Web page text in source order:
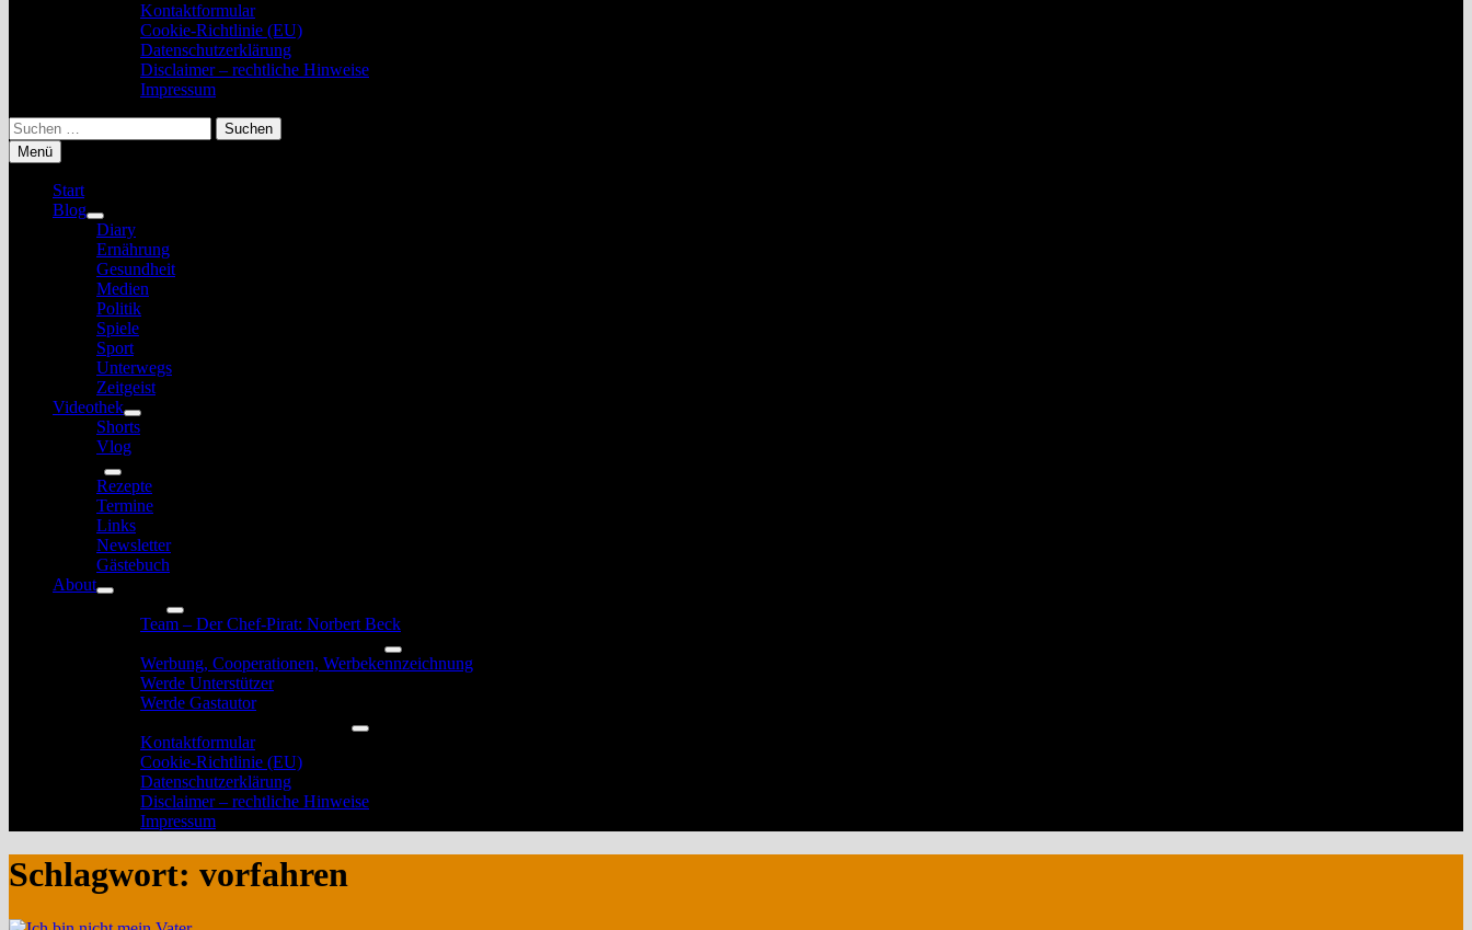
Kontaktformular
Cookie-Richtlinie (EU)
Datenschutzerklärung
Disclaimer – rechtliche Hinweise
Impressum
Suchen
nach:
Menü
Start
Blog
Untermenü
anzeigen
Diary
Ernährung
Gesundheit
Medien
Politik
Spiele
Sport
Unterwegs
Zeitgeist
Videothek
Untermenü
anzeigen
Shorts
Vlog
Untermenü
anzeigen
Rezepte
Termine
Links
Newsletter
Gästebuch
About
Untermenü
anzeigen
Untermenü
anzeigen
Team – Der Chef-Pirat: Norbert Beck
Untermenü
anzeigen
Werbung, Cooperationen, Werbekennzeichnung
Werde Unterstützer
Werde Gastautor
Untermenü
Kontaktformular
Cookie-Richtlinie (EU)
Datenschutzerklärung
Disclaimer – rechtliche Hinweise
Impressum
Schlagwort: vorfahren